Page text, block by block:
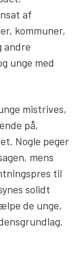
af
kommuner,
andre
unge med
mistrives,
på,
Nogle peger
mens
til
solidt
de unge,